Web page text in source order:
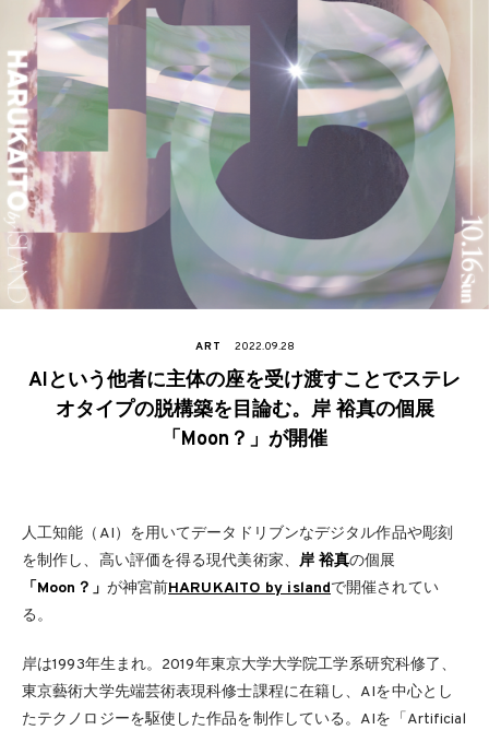
ART 2022.09.28
AIという他者に主体の座を受け渡すことでステレ
オタイプの脱構築を目論む。岸 裕真の個展
「Moon？」が開催
人工知能（AI）を用いてデータドリブンなデジタル作品や彫刻
を制作し、高い評価を得る現代美術家、 岸 裕真の個展
「Moon？」 が神宮前HARUKAITO by islandで開催されてい
る。
岸は1993年⽣まれ。2019年東京⼤学⼤学院⼯学系研究科修了、
東京藝術⼤学先端芸術表現科修⼠課程に在籍し、AIを中⼼とし
たテクノロジーを駆使した作品を制作している。AIを「Artificial